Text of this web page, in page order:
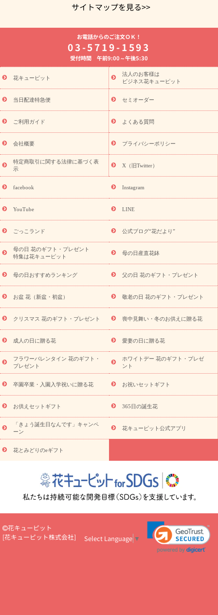
サイトマップを見る>>
よく贈られる花
お祝いの花特集
誕生日フラワーギフト特集
8月の誕生花(トルコキキョウ)
開店・開業祝い
お供え・お悔やみ お供え・お悔やみの花
通夜・葬儀に贈る花 胡蝶蘭・花鉢
ーブドフラワー
季節のイベント
ひまわり ギフト・プレゼント
特集
お盆 花（新盆・初盆） 季節のイベント
お盆 花（新
盆・初盆）
お盆 花（新盆・初盆）
お盆・お供え 花とセットギ
フト
お盆・お供え プリザーブドフラワー
ひまわり ギフト・プ
レゼント特集
夏の花贈り・お中元・暑中見舞い 花のギフト特集
敬老の日におくる花ギフト・プレゼント特集
花ギフト・プレゼント特集
敬老の日 花のおすすめランキング
敬
老の日 花鉢植えのギフト・プレゼント特集
敬老の日 花とセットギ
フト・プレゼント特集
敬老の日の花 全てのギフト一覧
キャン
ペーン
映画『ウォーターガーディアンズ』コラボキャンペーン
「きょう誕生日なんです」キャンペーン
誕生日の花を探す
誕生日フラワーギフト 誕生日フラワーギフト特集
(トルコキキョウ)
9月の誕生花(リンドウ)
ら探す
お祝いの花特集 当日配達特急便 お祝い商品一覧
念日
結婚祝い 出産祝い 退院祝い・快気祝い
寿祝い
プチギフト ペットのお祝いフラワー
供え・お悔やみ商品一覧
お供え・お悔やみの花
四十九日法要以
お供え プリザーブドフラワー
ペットのお供えフラワー
お盆（新
盆・初盆）
その他 お祝い返し お見舞い
お取り寄せギフト
ビジネス用
ご自宅用 観葉植物 ミディ胡蝶蘭
プリザーブ
ドフラワー
スタイルから探す アレンジメント 花束
スタ
ンド花
お祝い お供え・お悔やみ 胡蝶蘭 胡蝶蘭・花鉢
ディ胡蝶蘭・お祝い
ミディ胡蝶蘭・お供え
世界初の青色胡蝶蘭
観葉植物
観葉植物 産直多肉植物
プリザーブドフラワー
お祝い
お供え・お悔やみ 花とセットギフト
セミオーダー
プチギフト（hanamore -ハナモア-）
花とみどりのeギフト
キューピットのeGfit
カラー ピンク イエローオレンジ
レッ
ド
お花の種類 トルコキキョウ
お祝い お祝い・3000円～ お祝い・4000円～
お祝い・
5000円～
お祝い・7000円～ お祝い・ 10000円～
お供え・お
悔やみ
円～
お供え・お悔やみ・
読み物
いのマナー
定年退職祝いのマナー
お祝いを贈るときのマナー・
花キューピットのお祝いコラム一覧
誕生日のお花を「色
彩心理学」で選ぶ方法
結婚祝いの予算相場
出産祝いお役立ち情
お見舞いのマナーとル
ール
新築引っ越し祝いコラム お祝い花のマナー総まとめ
職
場上司や先輩へ贈るお祝い花の正解は？
開店祝いの花 選び方ガイ
お電話からのご注文ＯＫ！
03-5719-1593
受付時間 午前9:00～午後5:30
花キューピット
法人のお客様は
ビジネス花キューピット
当日配達特急便 セミオーダー
ご利用ガイド よくある質問
会社概要 プライバシーポリシー
特定商取引に関する法律に基づく表
示
X（旧Twitter）
facebook Instagram
YouTube LINE
ごっこランド 公式ブログ“花だより”
母の日 花のギフト・プレゼント
特集は花キューピット
母の日産直花鉢
母の日おすすめランキング 父の日 花のギフト・プレゼント
お盆 花（新盆・初盆） 敬老の日 花のギフト・プレゼント
クリスマス 花のギフト・プレゼント 喪中見舞い・冬のお供えに贈る花
成人の日に贈る花 愛妻の日に贈る花
フラワーバレンタイン 花のギフト・
プレゼント
ホワイトデー 花のギフト・プレゼ
ント
卒園卒業・入園入学祝いに贈る花 お祝いセットギフト
お供えセットギフト 365日の誕生花
「きょう誕生日なんです」キャンペ
ーン
花キューピット公式アプリ
花とみどりのeギフト
花キューピット
[花キューピット株式会社] Select Language ▼